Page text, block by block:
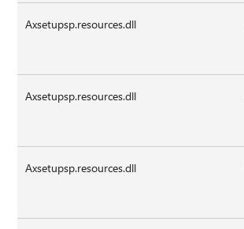
Axsetupsp.resources.dll
Axsetupsp.resources.dll
Axsetupsp.resources.dll